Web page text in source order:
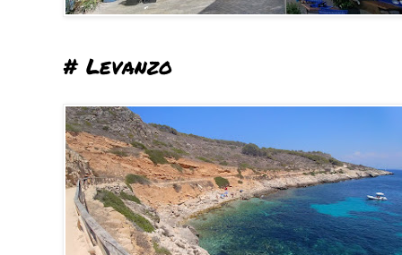
# Levanzo